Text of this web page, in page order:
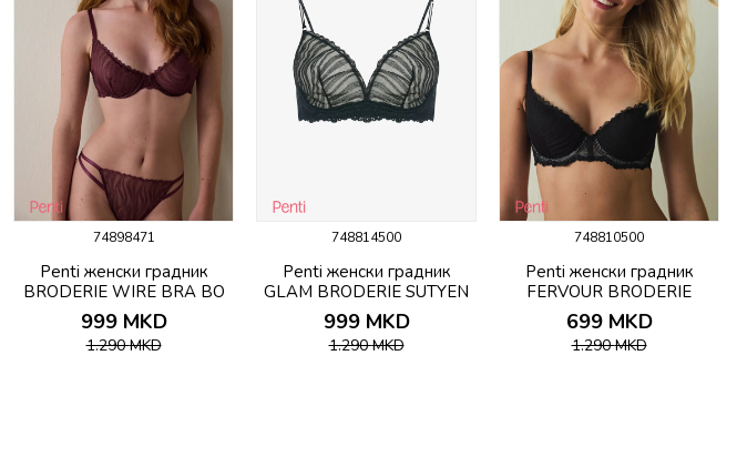
74898471
Penti женски градник
BRODERIE WIRE BRA BO
999 MKD
1.290MKD
748814500
Penti женски градник
GLAM BRODERIE SUTYEN
B
999 MKD
1.290MKD
748810500
Penti женски градник
FERVOUR BRODERIE
SUTYEN
699 MKD
1.290MKD